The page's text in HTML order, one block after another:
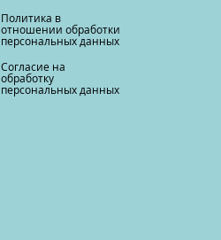
Политика в
отношении обработки
персональных данных
Согласие на
обработку
персональных данных